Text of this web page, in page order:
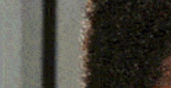
di Confartigianato a
le imprese vogliono
ma chiedono certezze